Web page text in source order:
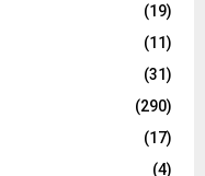
(19)
(11)
(31)
(290)
(17)
(4)